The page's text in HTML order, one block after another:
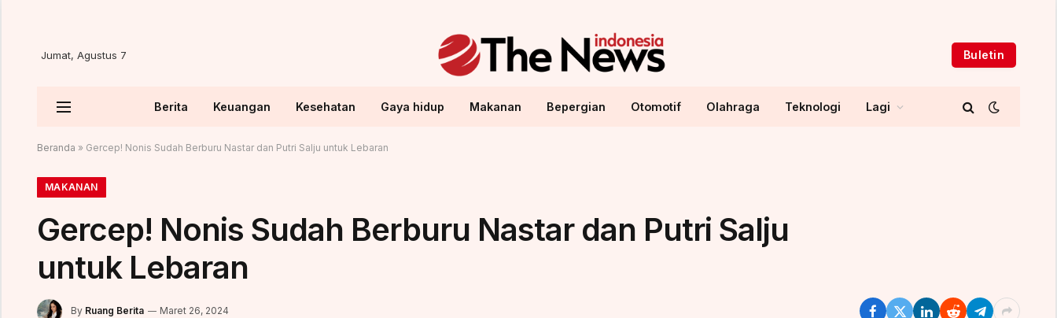
Jumat, Agustus 7 Buletin
Berita Keuangan Kesehatan Gaya hidup Makanan Bepergian Otomotif Olahraga Teknologi Lagi
Beranda » Gercep! Nonis Sudah Berburu Nastar dan Putri Salju untuk Lebaran
MAKANAN
Gercep! Nonis Sudah Berburu Nastar dan Putri Salju
untuk Lebaran
By Ruang Berita Maret 26, 2024